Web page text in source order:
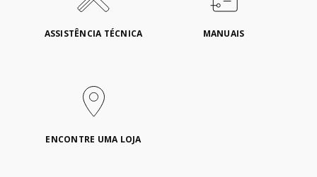
ASSISTÊNCIA TÉCNICA MANUAIS
ENCONTRE UMA LOJA